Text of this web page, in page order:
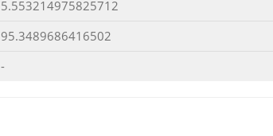
5.553214975825712
95.3489686416502
-